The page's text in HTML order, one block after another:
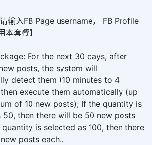
输入FB Page username， FB Profile
本套餐】
For the next 30 days, after
posts, the system will
detect them (10 minutes to 4
execute them automatically (up
of 10 new posts); If the quantity is
50, then there will be 50 new posts
quantity is selected as 100, then there
posts each..